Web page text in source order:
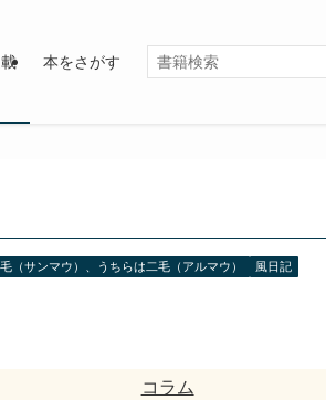
本をさがす
（サンマウ）、うちらは二毛（アルマウ）
風日記
コラム